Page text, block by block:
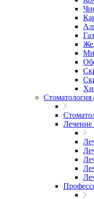
Стоматология
Лечение